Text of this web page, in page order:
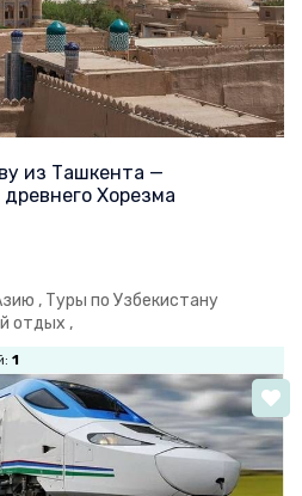
из Ташкента —
Хорезма
, Туры по Узбекистану
отдых ,
1